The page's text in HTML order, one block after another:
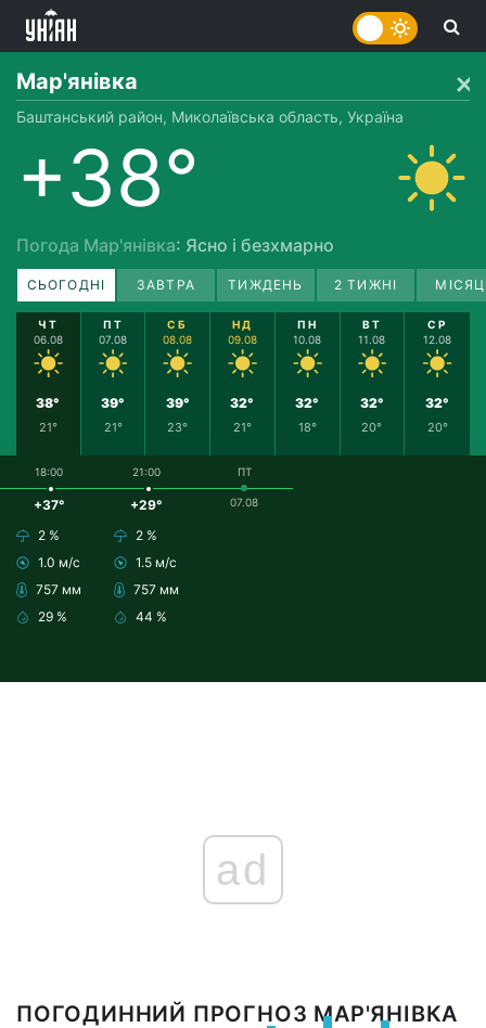
Мар'янівка
Баштанський район, Миколаївська область, Україна
+38°
Погода Мар'янівка: Ясно і безхмарно
СЬОГОДНІ ЗАВТРА ТИЖДЕНЬ 2 ТИЖНІ
ЧТ
06.08
38°
21°
ПТ
07.08
39°
21°
СБ
08.08
39°
23°
НД
09.08
32°
21°
ПН
10.08
32°
18°
ВТ
11.08
32°
20°
СР
12.08
32°
20°
18:00
+37°
2 %
1.0 м/с
757 мм
29 %
21:00
+29°
2 %
1.5 м/с
757 мм
44 %
ПТ
07.08
ad
ПОГОДИННИЙ ПРОГНОЗ МАР'ЯНІВКА